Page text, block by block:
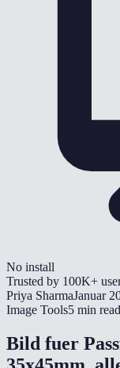
No install
Trusted by 100K+
Priya SharmaJanuar
Image Tools5 min read
Bild fuer